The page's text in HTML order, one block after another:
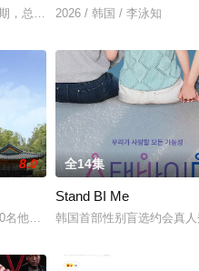
，总期数为EP.227(2018年1月5日)
2026 / 韩国 / 李泳知
8.0
他们的母亲一起合住了6天5夜，为
全14集
Stand BI Me
韩国首部性别盲选约会真